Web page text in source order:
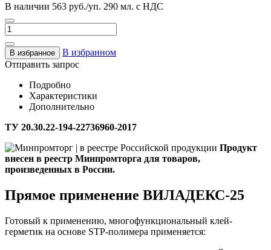
В наличии 563 руб./уп. 290 мл. с НДС
В избранное
В избранном
Отправить запрос
Подробно
Характеристики
Дополнительно
ТУ 20.30.22-194-22736960-2017
Продукт
внесен в реестр Минпромторга для товаров,
произведенных в России.
Прямое применение ВИЛАДЕКС-25
Готовый к применению, многофункциональный клей-
герметик на основе STP-полимера применяется: